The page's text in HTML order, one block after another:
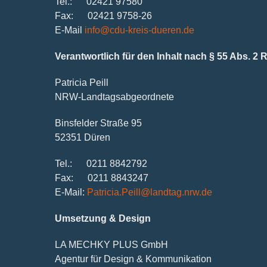
Fax: 02421 9758-26
E-Mail info@cdu-kreis-dueren.de
Verantwortlich für den Inhalt nach § 55 Abs. 2
Patricia Peill
NRW-Landtagsabgeordnete
Binsfelder Straße 95
52351 Düren
Tel.: 0211 8842792
Fax: 0211 8843247
E-Mail: Patricia.Peill@landtag.nrw.de
Umsetzung & Design
LA MECHKY PLUS GmbH
Agentur für Design & Kommunikation